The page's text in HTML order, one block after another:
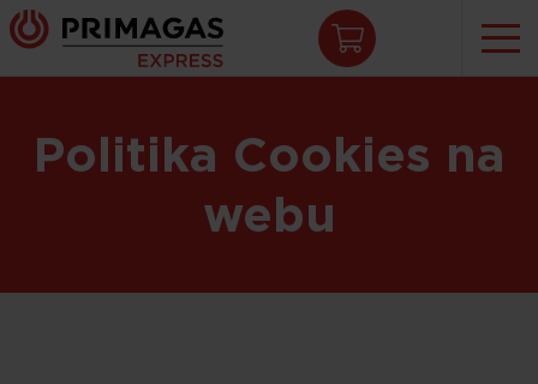
Přeskočit na obsah
Politika Cookies na
webu